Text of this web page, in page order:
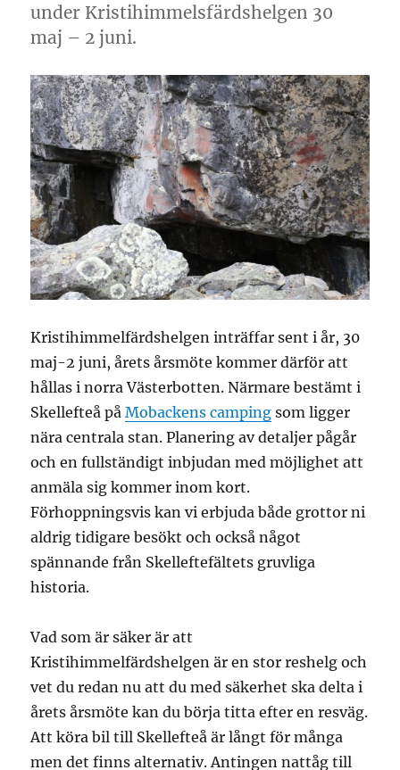
under Kristihimmelsfärdshelgen 30
maj – 2 juni.
Kristihimmelfärdshelgen inträffar sent i år, 30
maj-2 juni, årets årsmöte kommer därför att
hållas i norra Västerbotten. Närmare bestämt i
Skellefteå påMobackens camping som ligger
nära centrala stan. Planering av detaljer pågår
och en fullständigt inbjudan med möjlighet att
anmäla sig kommer inom kort.
Förhoppningsvis kan vi erbjuda både grottor ni
aldrig tidigare besökt och också något
spännande från Skelleftefältets gruvliga
historia.
Vad som är säker är att
Kristihimmelfärdshelgen är en stor reshelg och
vet du redan nu att du med säkerhet ska delta i
årets årsmöte kan du börja titta efter en resväg.
Att köra bil till Skellefteå är långt för många
men det finns alternativ. Antingen nattåg till